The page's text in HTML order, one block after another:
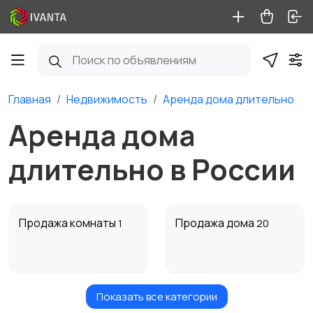
Главная Недвижимость Аренда дома длительно
Аренда дома
длительно в России
Продажа комнаты 1 Продажа дома 20
Продажа участка2
Аренда квартиры
Показать все категории